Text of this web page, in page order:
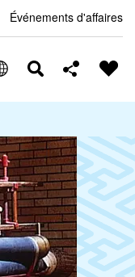
Événements d'affaires